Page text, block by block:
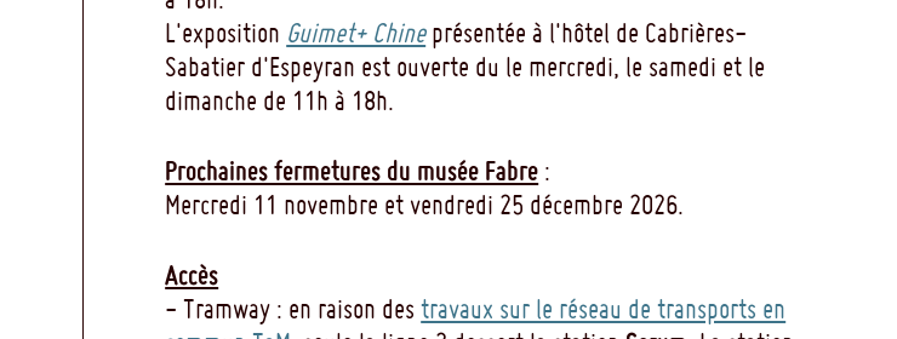
L'exposition Guimet+ Chineprésentée à l'hôtel de Cabrières-
Sabatier d'Espeyran est ouverte du le mercredi, le samedi et le
dimanche de 11h à 18h.
Prochaines fermetures du musée Fabre :
Mercredi 11 novembre et vendredi 25 décembre 2026.
Accès
- Tramway : en raison destravaux sur le réseau de transports en